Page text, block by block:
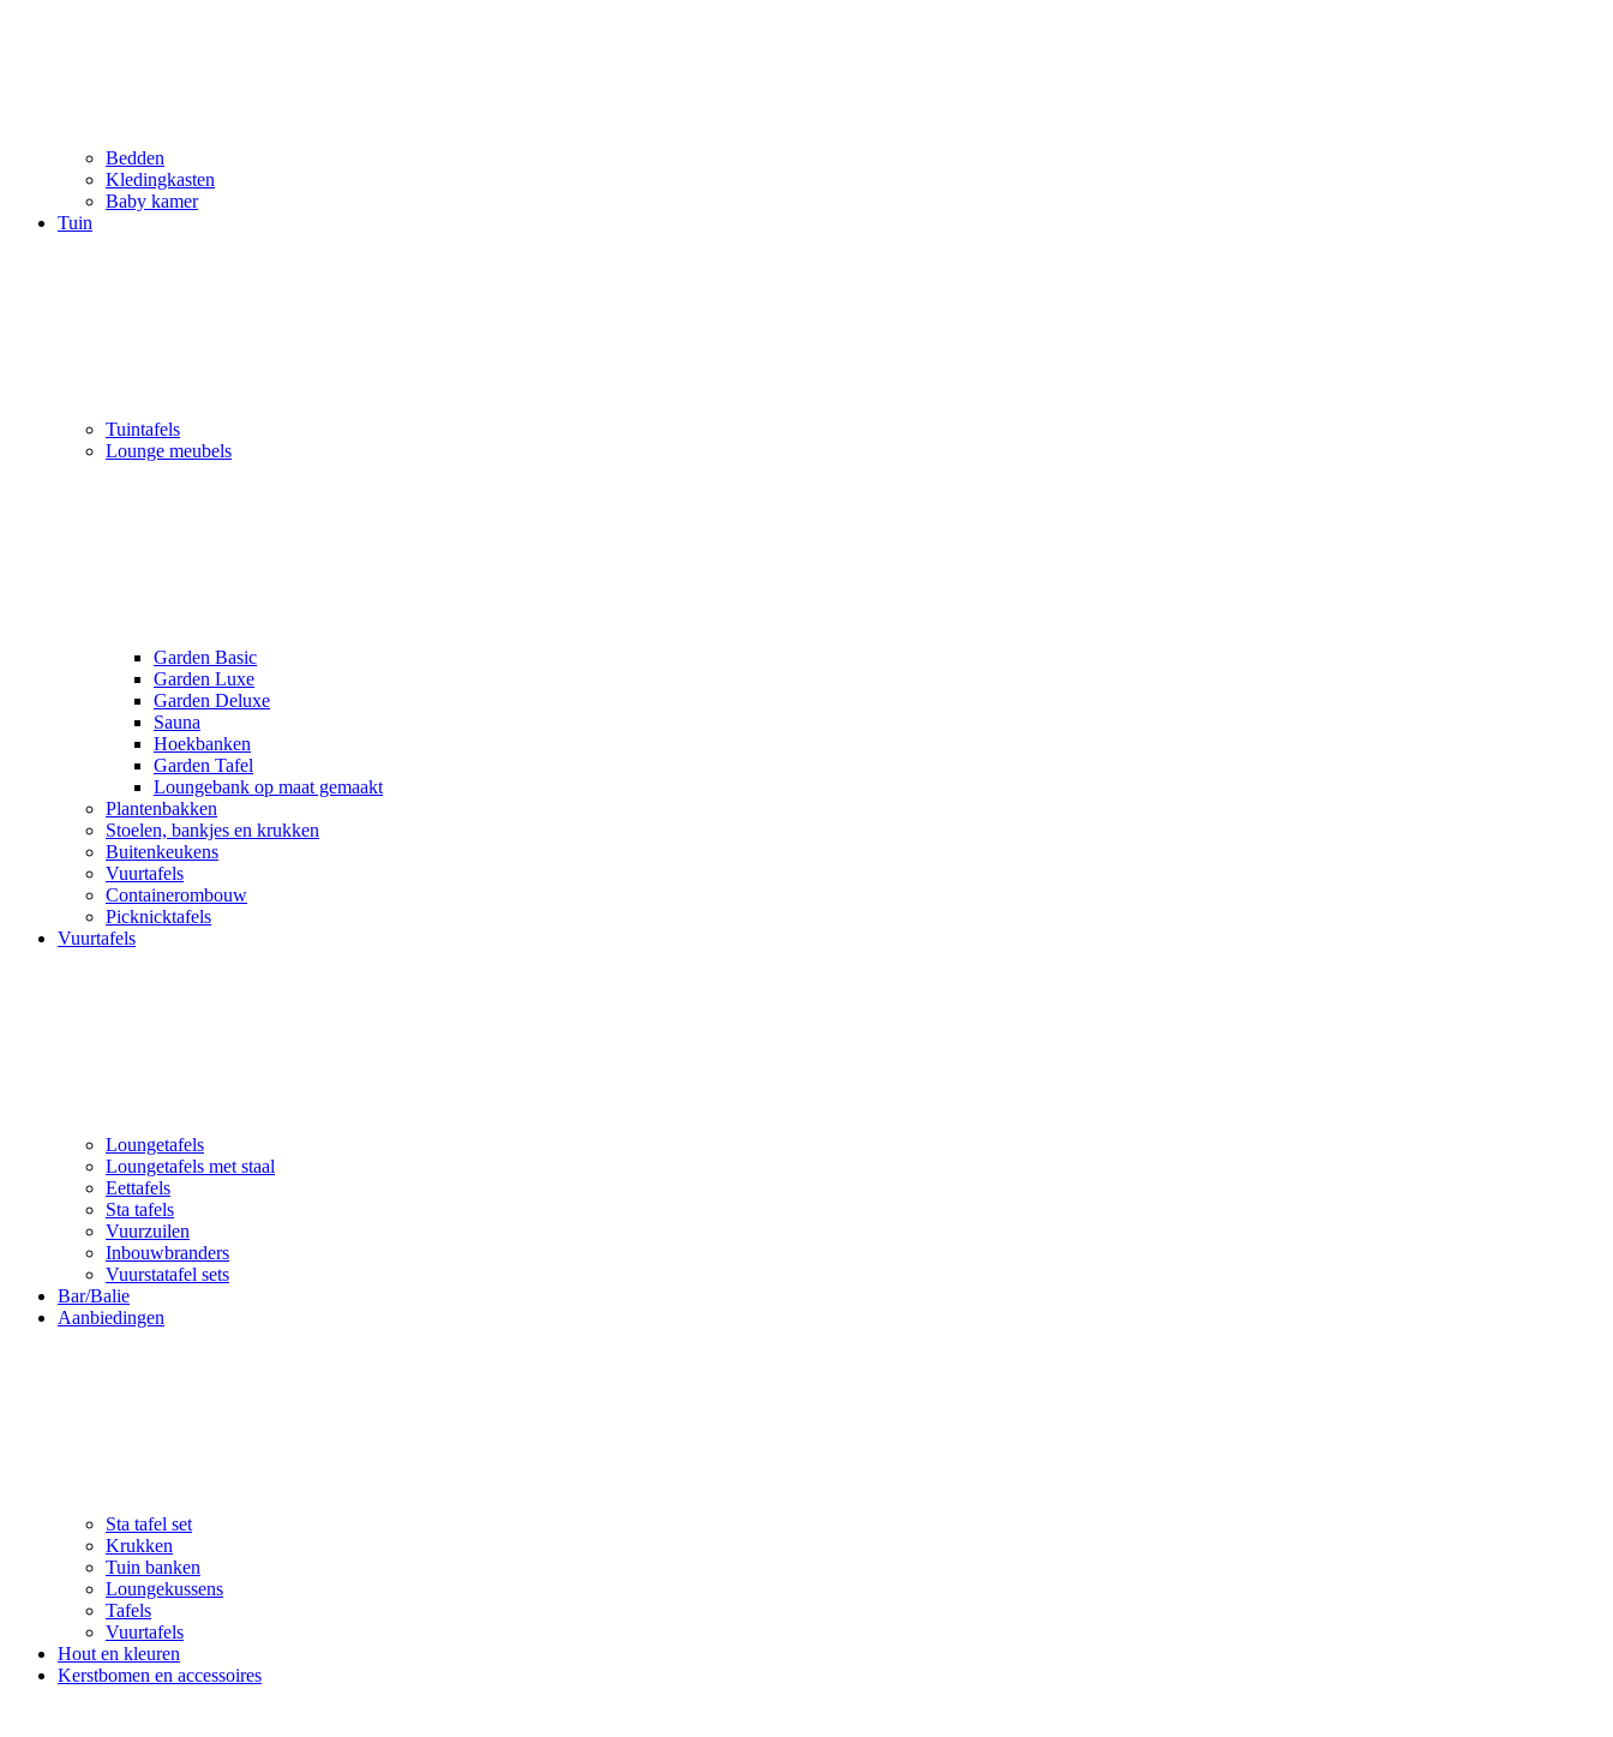
Bedden
Kledingkasten
Baby kamer
Tuin
Tuintafels
Lounge meubels
Garden Basic
Garden Luxe
Garden Deluxe
Sauna
Hoekbanken
Garden Tafel
Loungebank op maat gemaakt
Plantenbakken
Stoelen, bankjes en krukken
Buitenkeukens
Vuurtafels
Containerombouw
Picknicktafels
Vuurtafels
Loungetafels
Loungetafels met staal
Eettafels
Sta tafels
Vuurzuilen
Inbouwbranders
Vuurstatafel sets
Bar/Balie
Aanbiedingen
Sta tafel set
Krukken
Tuin banken
Loungekussens
Tafels
Vuurtafels
Hout en kleuren
Kerstbomen en accessoires